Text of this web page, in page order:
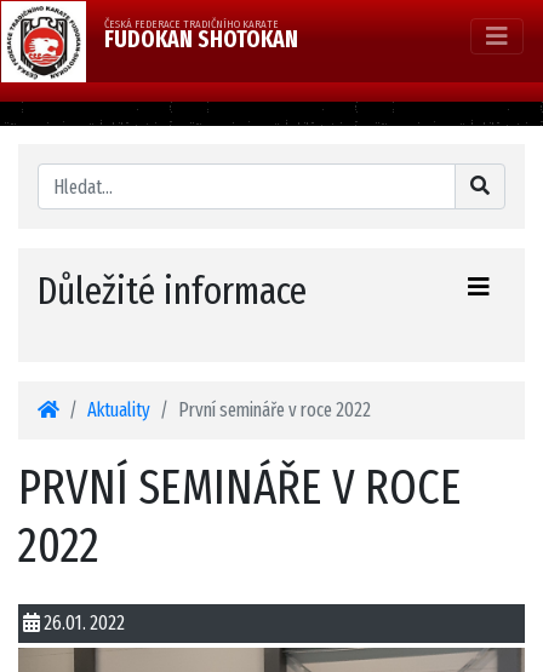
ČESKÁ FEDERACE TRADIČNÍHO KARATE
FUDOKAN SHOTOKAN
Důležité informace
Aktuality První semináře v roce 2022
PRVNÍ SEMINÁŘE V ROCE
2022
26.01. 2022